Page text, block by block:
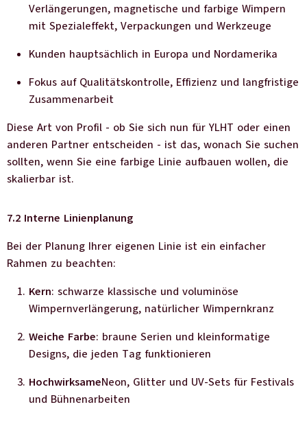
Verlängerungen, magnetische und farbige Wimpern
mit Spezialeffekt, Verpackungen und Werkzeuge
Kunden hauptsächlich in Europa und Nordamerika
Fokus auf Qualitätskontrolle, Effizienz und langfristige
Zusammenarbeit
Diese Art von Profil - ob Sie sich nun für YLHT oder einen
anderen Partner entscheiden - ist das, wonach Sie suchen
sollten, wenn Sie eine farbige Linie aufbauen wollen, die
skalierbar ist.
7.2 Interne Linienplanung
Bei der Planung Ihrer eigenen Linie ist ein einfacher
Rahmen zu beachten:
Kern: schwarze klassische und voluminöse
Wimpernverlängerung, natürlicher Wimpernkranz
Weiche Farbe: braune Serien und kleinformatige
Designs, die jeden Tag funktionieren
HochwirksameNeon, Glitter und UV-Sets für Festivals
und Bühnenarbeiten